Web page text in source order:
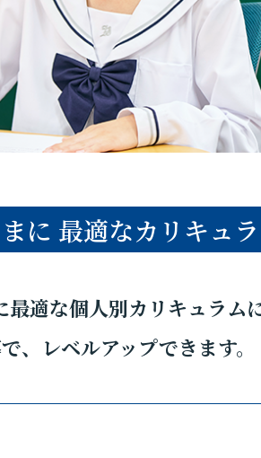
に 最適なカリキュ
適な個人別カリキュラム
、レベルアップできます。